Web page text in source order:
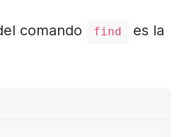
comando find
es la